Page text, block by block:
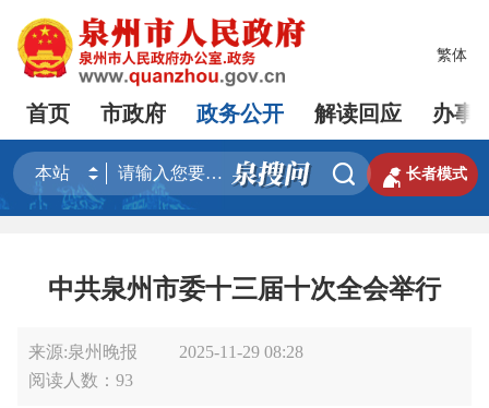
繁体
首页 市政府 政务公开 解读回应 办事
  长者模式
中共泉州市委十三届十次全会举行
来源:泉州晚报
2025-11-29 08:28
阅读人数： 93